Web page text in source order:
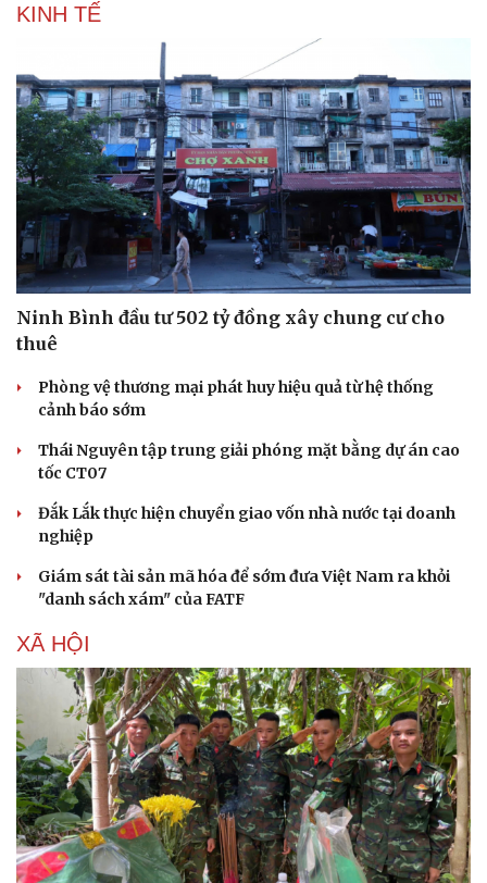
Ninh Bình đầu tư 502 tỷ đồng xây chung cư cho
thuê
Phòng vệ thương mại phát huy hiệu quả từ hệ thống
Thái Nguyên tập trung giải phóng mặt bằng dự án cao
tốc CT07
Đắk Lắk thực hiện chuyển giao vốn nhà nước tại doanh
nghiệp
Giám sát tài sản mã hóa để sớm đưa Việt Nam ra khỏi
"danh sách xám" của FATF
XÃ HỘI